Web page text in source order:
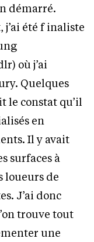
démarré.
j’ai été f inaliste
où j’ai
Quelques
le constat qu’il
en
Il y avait
surfaces à
loueurs de
J’ai donc
trouve tout
une